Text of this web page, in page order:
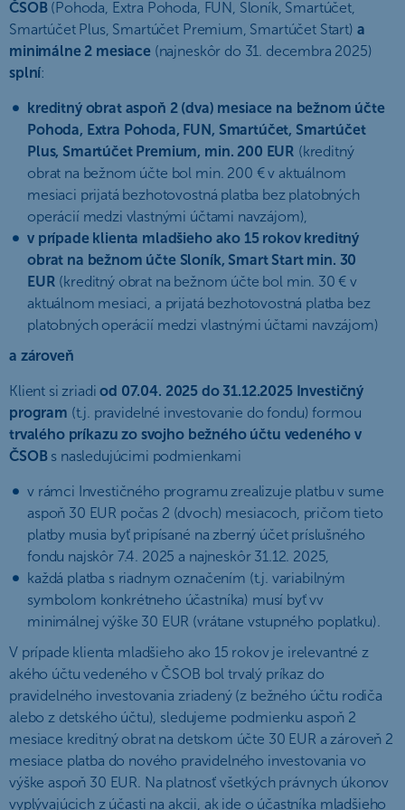
ČSOB(Pohoda, Extra Pohoda, FUN, Sloník, Smartúčet,
Smartúčet Plus, Smartúčet Premium, Smartúčet Start) a
minimálne 2 mesiace(najneskôr do 31. decembra 2025)
splní:
kreditný obrat aspoň 2 (dva) mesiace na bežnom účte
Pohoda, Extra Pohoda, FUN, Smartúčet, Smartúčet
Plus, Smartúčet Premium, min. 200 EUR (kreditný
obrat na bežnom účte bol min. 200 € v aktuálnom
mesiaci prijatá bezhotovostná platba bez platobných
operácií medzi vlastnými účtami navzájom),
v prípade klienta mladšieho ako 15 rokov kreditný
obrat na bežnom účte Sloník, Smart Start min. 30
EUR (kreditný obrat na bežnom účte bol min. 30 € v
aktuálnom mesiaci, a prijatá bezhotovostná platba bez
platobných operácií medzi vlastnými účtami navzájom)
a zároveň
Klient si zriadiod 07.04. 2025 do 31.12.2025 Investičný
program (t.j. pravidelné investovanie do fondu) formou
trvalého príkazu zo svojho bežného účtu vedeného v
ČSOBs nasledujúcimi podmienkami
v rámci Investičného programu zrealizuje platbu v sume
aspoň 30 EUR počas 2 (dvoch) mesiacoch, pričom tieto
platby musia byť pripísané na zberný účet príslušného
fondu najskôr 7.4. 2025 a najneskôr 31.12. 2025,
každá platba s riadnym označením (t.j. variabilným
symbolom konkrétneho účastníka) musí byť vv
minimálnej výške 30 EUR (vrátane vstupného poplatku).
V prípade klienta mladšieho ako 15 rokov je irelevantné z
akého účtu vedeného v ČSOB bol trvalý príkaz do
pravidelného investovania zriadený (z bežného účtu rodiča
alebo z detského účtu), sledujeme podmienku aspoň 2
mesiace kreditný obrat na detskom účte 30 EUR a zároveň 2
mesiace platba do nového pravidelného investovania vo
výške aspoň 30 EUR. Na platnosť všetkých právnych úkonov
vyplývajúcich z účasti na akcii, ak ide o účastníka mladšieho